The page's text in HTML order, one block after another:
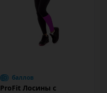
баллов
ProFit Лосины с